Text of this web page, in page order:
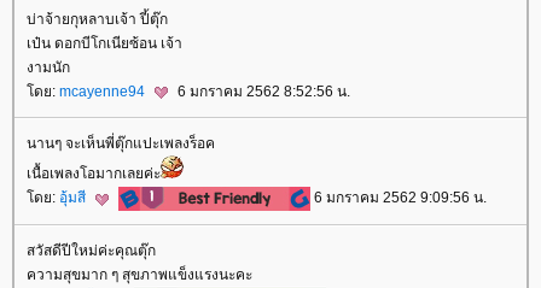
บ่าจ้ายกุหลาบเจ้า ปี้ตุ๊ก
เป๋น ดอกบีโกเนียซ้อน เจ้า
งามนัก
ดย: mcayenne94 6 มกราคม 2562 8:52:56 น.
นานๆ จะเห็นพี่ตุ๊กแปะเพลงร็อค
เนื้อเพลงโอมากเลยค่ะ
ดย: อุ้มสี 6 มกราคม 2562 9:09:56 น.
สวัสดีปีใหม่ค่ะคุณตุ๊ก
ความสุขมาก ๆ สุขภาพแข็งแรงนะคะ